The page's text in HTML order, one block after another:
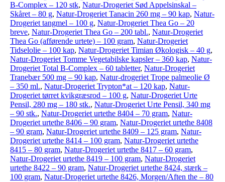
B-Complex – 120 stk, Natur-Drogeriet Sød Appelsinskal –
Skåret – 80 g, Natur-Drogeriet Tanacin 260 mg – 90 kap, Natur-
Drogeriet tangmel – 100 g, Natur-Drogeriet Thea Go – 20
breve, Natur-Drogeriet Thea Go – 200 tabl., Natur-Drogeriet
Thea Go (afførende urtete) – 100 gram, Natur-Drogeriet
Tidselolie – 100 kap, Natur-Drogeriet Timian Økologisk – 40 g,
Natur-Drogeriet Tomme Vegetabilske kapsler – 360 kap, Natur-
Drogeriet Total B-Complex – 60 tabletter, Natur-Drogeriet
Tranebær 500 mg – 90 kap, Natur-drogeriet Trope palmeolie Ø
– 350 ml., Natur-Drogeriet Trypton*at – 120 kap, Natur-
Drogeriet tørret kvikgræsrod – 100 g, Natur-Drogeriet Urte
Pensil, 280 mg – 180 stk., Natur-Drogeriet Urte Pensil, 340 mg
– 90 stk., Natur-Drogeriet urtethe 8404 – 70 gram, Natur-
Drogeriet urtethe 8406 – 90 gram, Natur-Drogeriet urtethe 8408
– 90 gram, Natur-Drogeriet urtethe 8409 – 125 gram, Natur-
Drogeriet urtethe 8414 – 100 gram, Natur-Drogeriet urtethe
8415 – 80 gram, Natur-Drogeriet urtethe 8417 – 60 gram,
Natur-Drogeriet urtethe 8419 – 100 gram, Natur-Drogeriet
urtethe 8422 – 90 gram, Natur-Drogeriet urtethe 8424, stærk –
100 gram, Natur-Drogeriet urtethe 8426, Morgen/Aften the – 80